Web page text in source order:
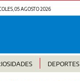
05 AGOSTO 2026
DEPORTES